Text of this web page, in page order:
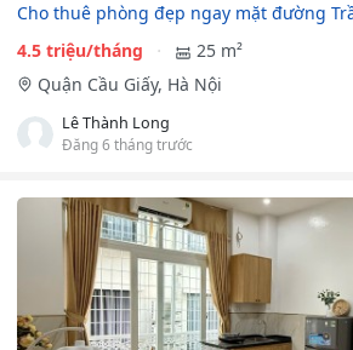
Cho thuê phòng đẹp ngay mặt đường
4.5 triệu/tháng
25 m²
Quận Cầu Giấy, Hà Nội
Lê Thành Long
Đăng 6 tháng trước